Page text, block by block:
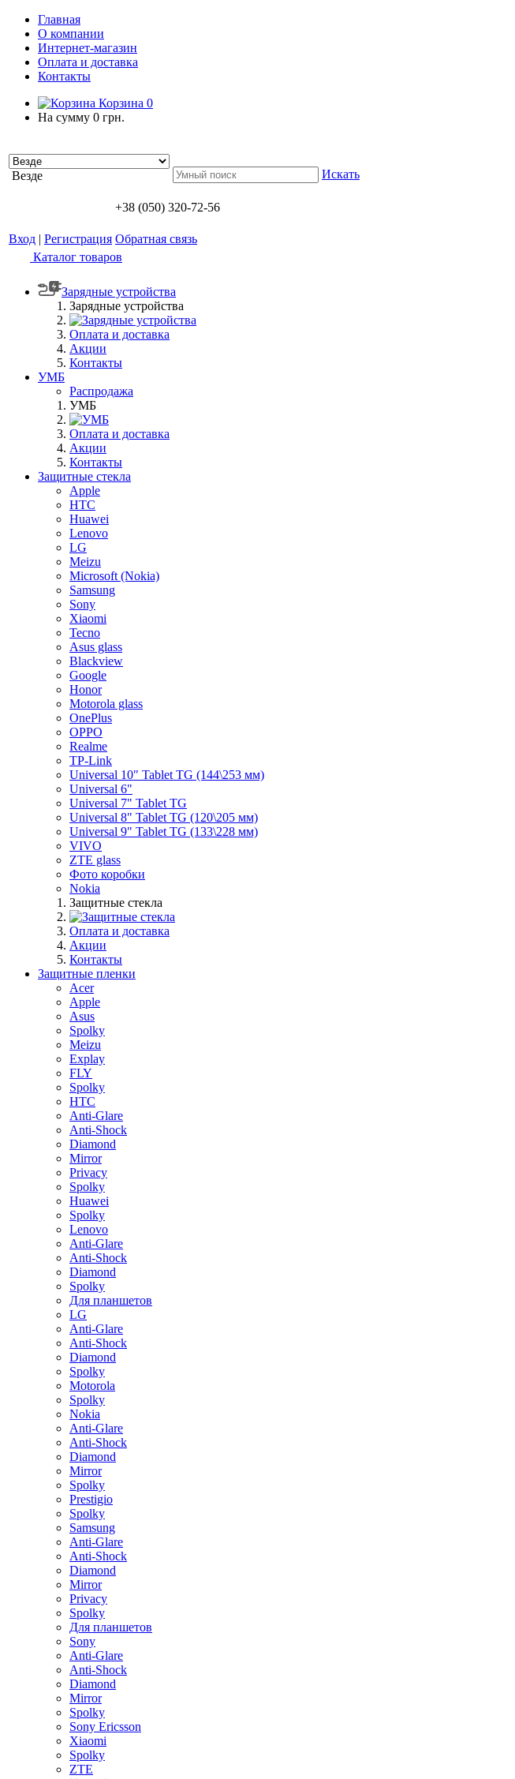
Главная
О компании
Интернет-магазин
Оплата и доставка
Контакты
Корзина 0
На сумму 0 грн.
Везде Искать
+38 (050) 320-72-56
Вход | Регистрация Обратная связь
Каталог товаров
Зарядные устройства
Зарядные устройства
Оплата и доставка
Акции
Контакты
УМБ
Распродажа
УМБ
Оплата и доставка
Акции
Контакты
Защитные стекла
Apple
HTC
Huawei
Lenovo
LG
Meizu
Microsoft (Nokia)
Samsung
Sony
Xiaomi
Tecno
Asus glass
Blackview
Google
Honor
Motorola glass
OnePlus
OPPO
Realme
TP-Link
Universal 10" Tablet TG (144\253 мм)
Universal 6"
Universal 7" Tablet TG
Universal 8" Tablet TG (120\205 мм)
Universal 9" Tablet TG (133\228 мм)
VIVO
ZTE glass
Фото коробки
Nokia
Защитные стекла
Оплата и доставка
Акции
Контакты
Защитные пленки
Acer
Apple
Asus
Spolky
Meizu
Explay
FLY
Spolky
HTC
Anti-Glare
Anti-Shock
Diamond
Mirror
Privacy
Spolky
Huawei
Spolky
Lenovo
Anti-Glare
Anti-Shock
Diamond
Spolky
Для планшетов
LG
Anti-Glare
Anti-Shock
Diamond
Spolky
Motorola
Spolky
Nokia
Anti-Glare
Anti-Shock
Diamond
Mirror
Spolky
Prestigio
Spolky
Samsung
Anti-Glare
Anti-Shock
Diamond
Mirror
Privacy
Spolky
Для планшетов
Sony
Anti-Glare
Anti-Shock
Diamond
Mirror
Spolky
Sony Ericsson
Xiaomi
Spolky
ZTE